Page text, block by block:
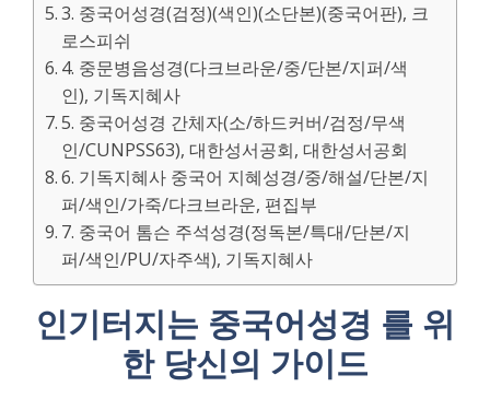
3. 중국어성경(검정)(색인)(소단본)(중국어판), 크
로스피쉬
4. 중문병음성경(다크브라운/중/단본/지퍼/색
인), 기독지혜사
5. 중국어성경 간체자(소/하드커버/검정/무색
인/CUNPSS63), 대한성서공회, 대한성서공회
6. 기독지혜사 중국어 지혜성경/중/해설/단본/지
퍼/색인/가죽/다크브라운, 편집부
7. 중국어 톰슨 주석성경(정독본/특대/단본/지
퍼/색인/PU/자주색), 기독지혜사
인기터지는 중국어성경 를 위
한 당신의 가이드